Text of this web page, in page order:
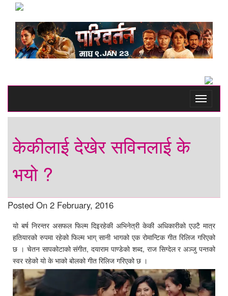
Toggle
केकीलाई देखेर सविनलाई के
भयो ?
Posted On 2 February, 2016
यो बर्ष निरन्तर असफल फिल्म दिइरहेकी अभिनेत्री केकी अधिकारीको एउटै मात्र
हतियारको रुपमा रहेको फिल्म भाग् सानी भागको एक रोमान्टिक गीत रिलिज गरिएको
छ । चेतन सापकोटाको संगीत, दयाराम पाण्डेको शब्द, राज सिग्देल र अञ्जु पन्तको
स्वर रहेको यो के भाको बोलको गीत रिलिज गरिएको छ ।